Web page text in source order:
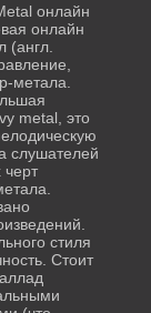
онлайн
онлайн
(англ.
метала.
metal, это
слушателей
стиля
Стоит